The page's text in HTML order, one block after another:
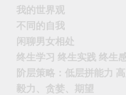
我的世界观
不同的自我
闲聊男女相处
终生学习 终生实践 终生
阶层策略：低层拼能力
毅力、贪婪、期望